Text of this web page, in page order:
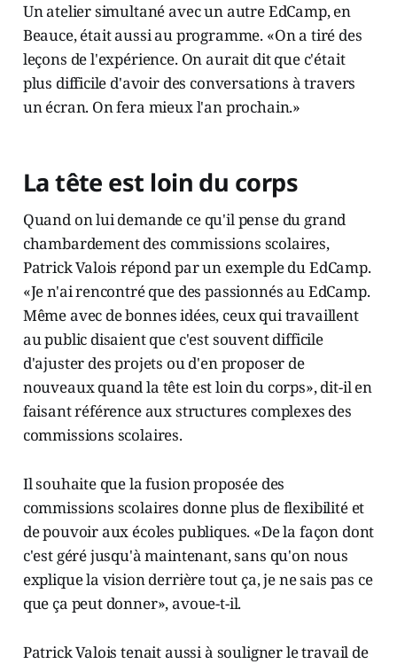
Un atelier simultané avec un autre EdCamp, en
Beauce, était aussi au programme. «On a tiré des
leçons de l'expérience. On aurait dit que c'était
plus difficile d'avoir des conversations à travers
un écran. On fera mieux l'an prochain.»
La tête est loin du corps
Quand on lui demande ce qu'il pense du grand
chambardement des commissions scolaires,
Patrick Valois répond par un exemple du EdCamp.
«Je n'ai rencontré que des passionnés au EdCamp.
Même avec de bonnes idées, ceux qui travaillent
au public disaient que c'est souvent difficile
d'ajuster des projets ou d'en proposer de
nouveaux quand la tête est loin du corps», dit-il en
faisant référence aux structures complexes des
commissions scolaires.
Il souhaite que la fusion proposée des
commissions scolaires donne plus de flexibilité et
de pouvoir aux écoles publiques. «De la façon dont
c'est géré jusqu'à maintenant, sans qu'on nous
explique la vision derrière tout ça, je ne sais pas ce
que ça peut donner», avoue-t-il.
Patrick Valois tenait aussi à souligner le travail de